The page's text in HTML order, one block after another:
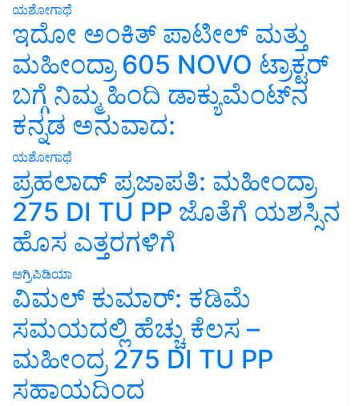
ಯಶೋಗಾಥೆ
ಇದೋ ಅಂಕಿತ್ ಪಾಟೀಲ್ ಮತ್ತು
ಮಹೀಂದ್ರಾ 605 NOVO ಟ್ರಾಕ್ಟರ್
ಬಗ್ಗೆ ನಿಮ್ಮ ಹಿಂದಿ ಡಾಕ್ಯುಮೆಂಟ್‌ನ
ಕನ್ನಡ ಅನುವಾದ:
ಯಶೋಗಾಥೆ
ಪ್ರಹಲಾದ್ ಪ್ರಜಾಪತಿ: ಮಹೀಂದ್ರಾ
275 DI TU PP ಜೊತೆಗೆ ಯಶಸ್ಸಿನ
ಹೊಸ ಎತ್ತರಗಳಿಗೆ
ಅಗ್ರಿಪಿಡಿಯಾ
ವಿಮಲ್ ಕುಮಾರ್: ಕಡಿಮೆ
ಸಮಯದಲ್ಲಿ ಹೆಚ್ಚು ಕೆಲಸ –
ಮಹೀಂದ್ರ 275 DI TU PP
ಸಹಾಯದಿಂದ